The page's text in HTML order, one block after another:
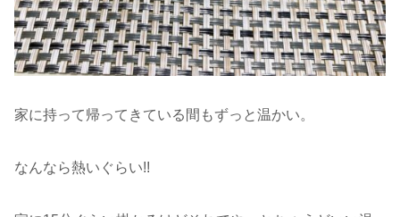
家に持って帰ってきている間もずっと温かい。
なんなら熱いぐらい!!